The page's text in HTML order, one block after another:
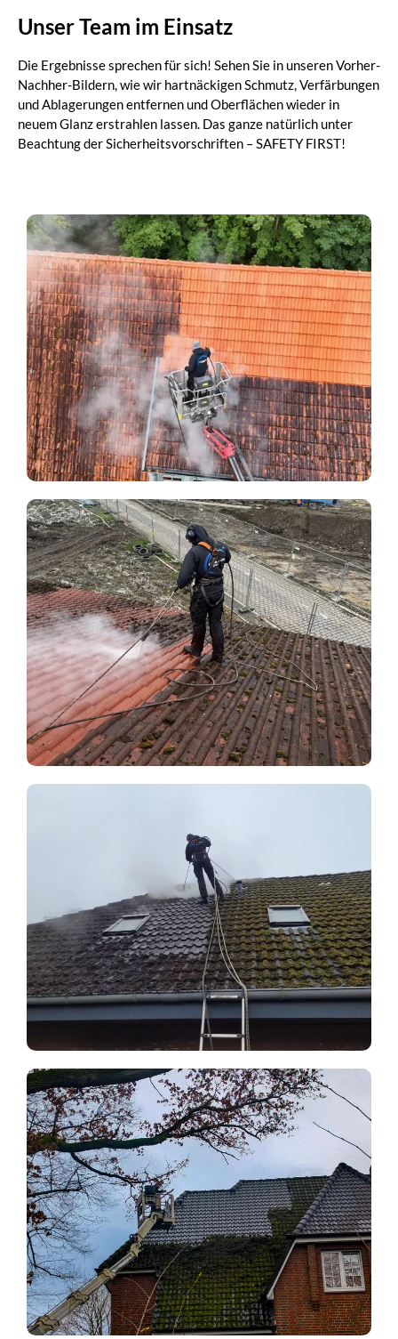
Unser Team im Einsatz
Die Ergebnisse sprechen für sich! Sehen Sie in unseren Vorher-
Nachher-Bildern, wie wir hartnäckigen Schmutz, Verfärbungen
und Ablagerungen entfernen und Oberflächen wieder in
neuem Glanz erstrahlen lassen. Das ganze natürlich unter
Beachtung der Sicherheitsvorschriften – SAFETY FIRST!